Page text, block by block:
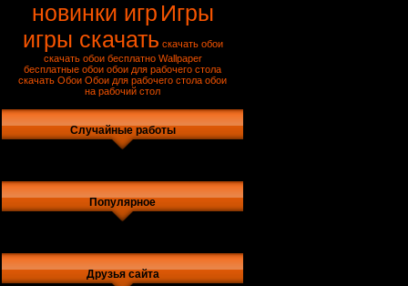
новинки игр Игры
игры скачать скачать обои
скачать обои бесплатно Wallpaper
бесплатные обои обои для рабочего стола
скачать Обои Обои для рабочего стола обои
на рабочий стол
Случайные работы
Популярное
Друзья сайта